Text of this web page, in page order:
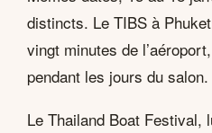
distincts. Le TIBS à
vingt minutes de
pendant les jours du salon.
Le Thailand Boat Festival,